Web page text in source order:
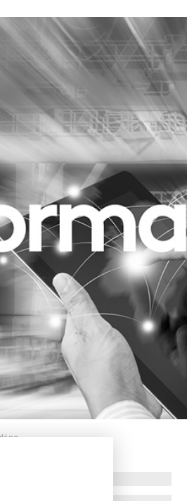
Purpose Marketing
Reputatie & crisis